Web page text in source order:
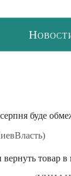
серпня буде
товар в